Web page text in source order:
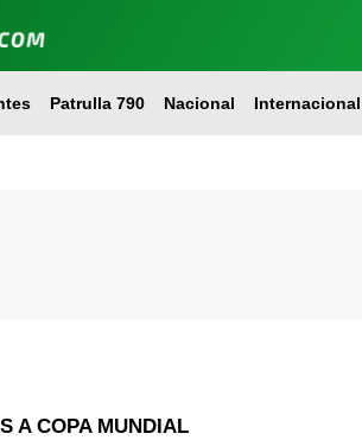
Patrulla 790 Nacional Internacional
A COPA MUNDIAL